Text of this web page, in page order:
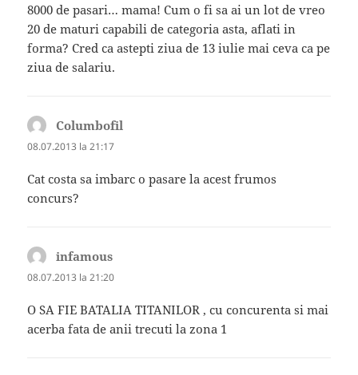
8000 de pasari… mama! Cum o fi sa ai un lot de vreo
20 de maturi capabili de categoria asta, aflati in
forma? Cred ca astepti ziua de 13 iulie mai ceva ca pe
ziua de salariu.
Columbofil
08.07.2013 la 21:17
Cat costa sa imbarc o pasare la acest frumos
concurs?
infamous
08.07.2013 la 21:20
O SA FIE BATALIA TITANILOR , cu concurenta si mai
acerba fata de anii trecuti la zona 1